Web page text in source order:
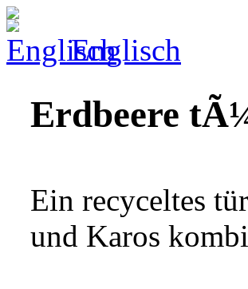
Englisch
Erdbeere
Ein recyceltes
und Karos